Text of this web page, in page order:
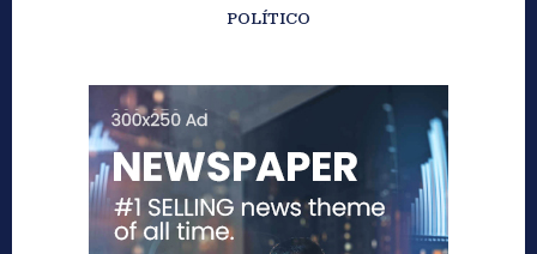
POLÍTICO